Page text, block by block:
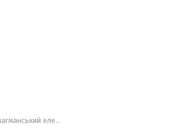
електрокросовер Skoda Peaq показали на офіційних фото